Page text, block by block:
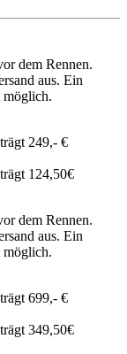
dem Rennen.
aus. Ein
möglich.
249,- €
124,50€
dem Rennen.
aus. Ein
möglich.
699,- €
349,50€